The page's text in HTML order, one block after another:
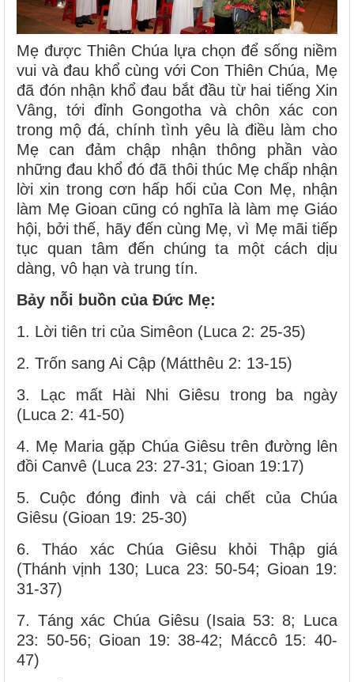
Mẹ được Thiên Chúa lựa chọn để sống niềm
vui và đau khổ cùng với Con Thiên Chúa, Mẹ
đã đón nhận khổ đau bắt đầu từ hai tiếng Xin
Vâng, tới đỉnh Gongotha và chôn xác con
trong mộ đá, chính tình yêu là điều làm cho
Mẹ can đảm chập nhận thông phần vào
những đau khổ đó đã thôi thúc Mẹ chấp nhận
lời xin trong cơn hấp hối của Con Mẹ, nhận
làm Mẹ Gioan cũng có nghĩa là làm mẹ Giáo
hội, bởi thế, hãy đến cùng Mẹ, vì Mẹ mãi tiếp
tục quan tâm đến chúng ta một cách dịu
dàng, vô hạn và trung tín.
Bảy nỗi buồn của Đức Mẹ:
1. Lời tiên tri của Simêon (Luca 2: 25-35)
2. Trốn sang Ai Cập (Mátthêu 2: 13-15)
3. Lạc mất Hài Nhi Giêsu trong ba ngày
(Luca 2: 41-50)
4. Mẹ Maria gặp Chúa Giêsu trên đường lên
đồi Canvê (Luca 23: 27-31; Gioan 19:17)
5. Cuộc đóng đinh và cái chết của Chúa
Giêsu (Gioan 19: 25-30)
6. Tháo xác Chúa Giêsu khỏi Thập giá
(Thánh vịnh 130; Luca 23: 50-54; Gioan 19:
31-37)
7. Táng xác Chúa Giêsu (Isaia 53: 8; Luca
23: 50-56; Gioan 19: 38-42; Máccô 15: 40-
47)